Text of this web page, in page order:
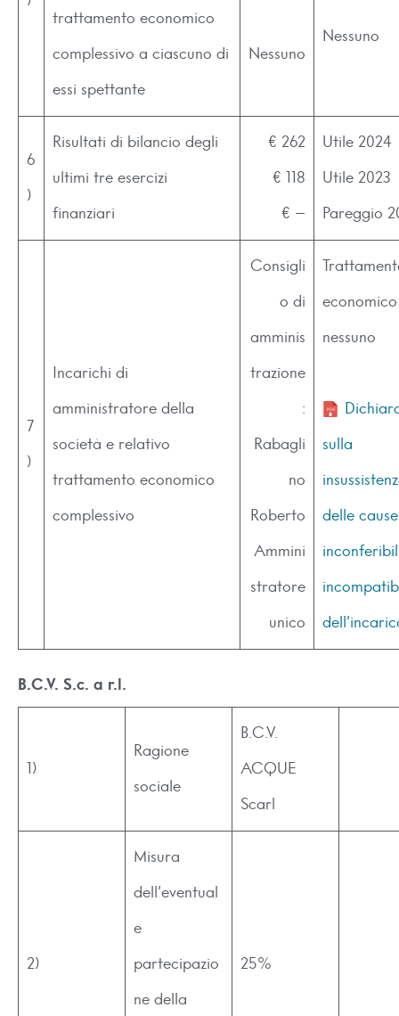
trattamento economico
complessivo a ciascuno di
essi spettante
Nessuno
Nessuno
6
)
Risultati di bilancio degli
ultimi tre esercizi
finanziari
€ 262
€ 118
€ –
Utile 2024
Utile 2023
Pareggio
7
)
Incarichi di
amministratore della
società e relativo
trattamento economico
complessivo
Consigli
o di
amminis
trazione
:
Rabagli
no
Roberto
Ammini
stratore
unico
economico
nessuno
sulla
delle
B.C.V. S.c. a r.l.
1)
Ragione
sociale
B.C.V.
ACQUE
Scarl
2)
Misura
dell’eventual
e
partecipazio
ne della
25%